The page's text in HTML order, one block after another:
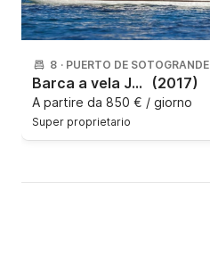
8 · PUERTO DE SOTOGRANDE
Barca a vela Jeanneau Sun odyssey 449 13.76m (2017)
A partire da 850 € / giorno
Super proprietario